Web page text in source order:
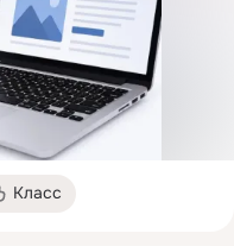
Класс